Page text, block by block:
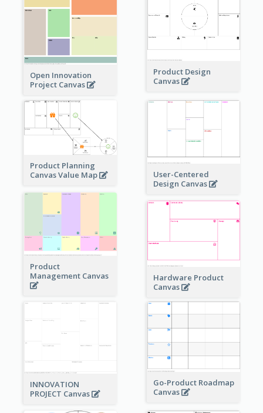
Open Innovation
Project Canvas
Product Design
Canvas
Product Planning
Canvas Value Map
User-Centered
Design Canvas
Product
Management Canvas
Hardware Product
Canvas
INNOVATION
PROJECT Canvas
Go-Product Roadmap
Canvas